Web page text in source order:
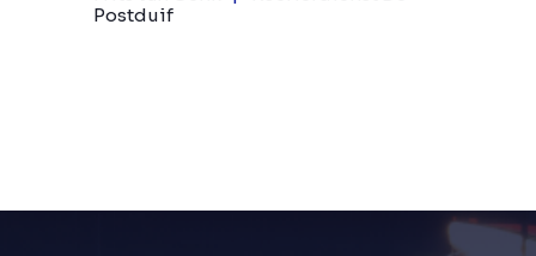
Postduif